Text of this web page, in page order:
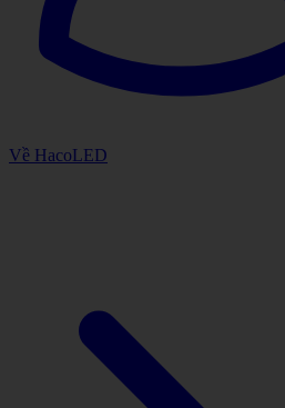
Về HacoLED